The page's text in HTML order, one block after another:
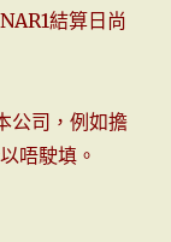
結算日尚
公司，例如擔
唔駛填。